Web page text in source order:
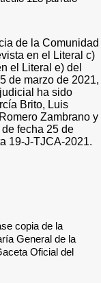
de la Comunidad
en el Literal c)
el Literal e) del
de marzo de 2021,
ha sido
Brito, Luis
Zambrano y
fecha 25 de
19-J-TJCA-2021.
copia de la
General de la
Oficial del